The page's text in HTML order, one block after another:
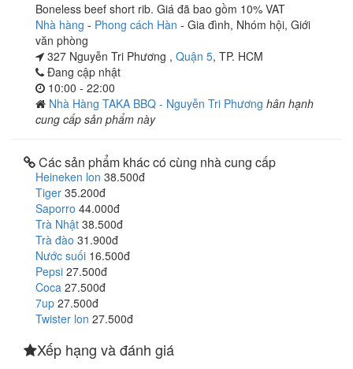
Boneless beef short rib. Giá đã bao gồm 10% VAT
Nhà hàng - Phong cách Hàn - Gia đình, Nhóm hội, Giới
văn phòng
327 Nguyễn Tri Phương , Quận 5, TP. HCM
Đang cập nhật
10:00 - 22:00
Nhà Hàng TAKA BBQ - Nguyễn Tri Phương hân hạnh
cung cấp sản phẩm này
Các sản phẩm khác có cùng nhà cung cấp
Heineken lon 38.500đ
Tiger 35.200đ
Saporro 44.000đ
Trà Nhật 38.500đ
Trà đào 31.900đ
Nước suối 16.500đ
Pepsi 27.500đ
Coca 27.500đ
7up 27.500đ
Twister lon 27.500đ
Xếp hạng và đánh giá